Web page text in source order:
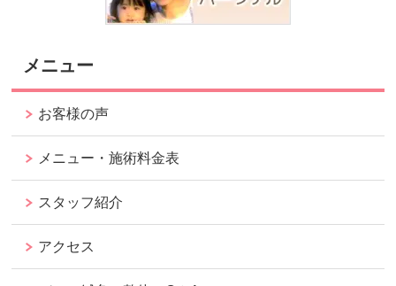
メニュー
お客様の声
メニュー・施術料金表
スタッフ紹介
アクセス